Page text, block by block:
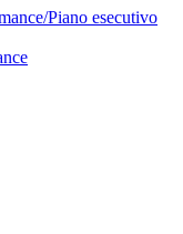
Piano esecutivo